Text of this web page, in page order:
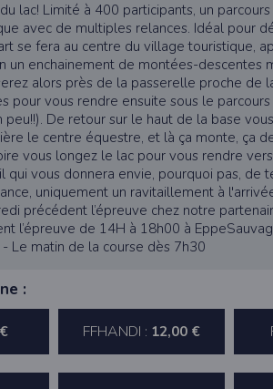
lac! Limité à 400 participants, un
avec de multiples relances. Idéal pour
se fera au centre du village touristique,
un enchainement de montées-descentes
alors près de la passerelle proche de
pour vous rendre ensuite sous le
De retour sur le haut de la base
le centre équestre, et là ça monte, ça
vous longez le lac pour vous rendre
qui vous donnera envie, pourquoi pas, de
uniquement un ravitaillement à
précédent l’épreuve chez notre
l’épreuve de 14H à 18h00 à
Le matin de la course dès 7h30
:
FFHANDI : 12,00 €
une tablette ou un smartphone.
vous disposez d'un compte membre,
site à été déclaré à la Commission Nationale
des fonctionnalités du site. Les
ses pages web, et d'effectuer une
que vous nous transmettez